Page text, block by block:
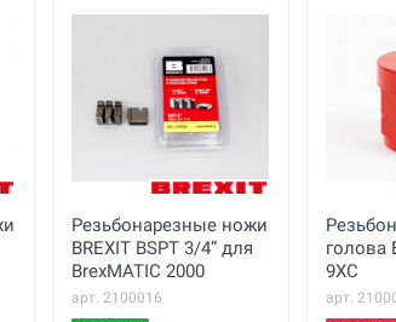
кг
кг
см
отзывРезьбонарезные ножи
BREXIT BSPT 3/4” для
BrexMATIC 2000
арт. 2100016
голова
9XC
арт.